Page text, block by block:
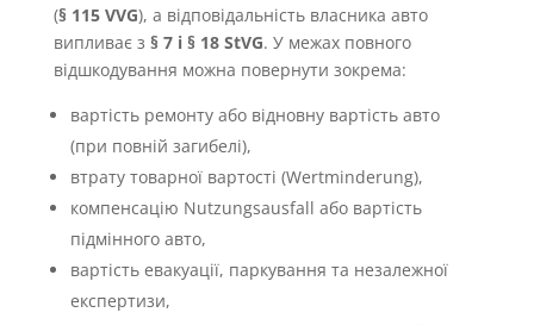
(§ 115 VVG), а відповідальність власника авто
випливає з § 7 і § 18 StVG. У межах повного
відшкодування можна повернути зокрема:
вартість ремонту або відновну вартість авто
(при повній загибелі),
втрату товарної вартості (Wertminderung),
компенсацію Nutzungsausfall або вартість
підмінного авто,
вартість евакуації, паркування та незалежної
експертизи,